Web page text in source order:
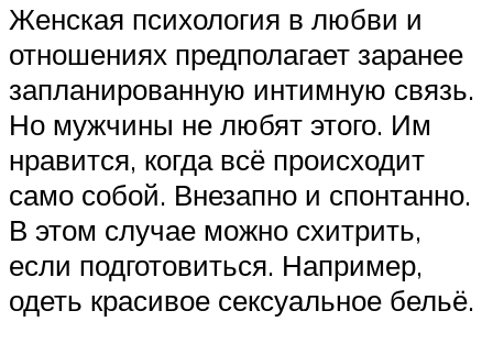
Женская психология в любви и
отношениях предполагает заранее
запланированную интимную связь.
Но мужчины не любят этого. Им
нравится, когда всё происходит
само собой. Внезапно и спонтанно.
В этом случае можно схитрить,
если подготовиться. Например,
одеть красивое сексуальное бельё.